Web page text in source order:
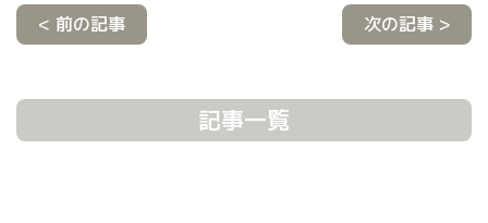
< 前の記事 次の記事 >
記事一覧